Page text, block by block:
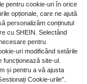
pentru cookie-uri în orice
opționale, care ne ajută
personalizăm conținutul
cu SHEIN. Selectând
pentru
uri modificând setările
site-ul.
și pentru a vă ajusta
Cookie-urile".